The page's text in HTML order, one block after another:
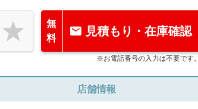
無
料
見積もり・在庫確認
※お電話番号の入力は不要です。
店舗情報